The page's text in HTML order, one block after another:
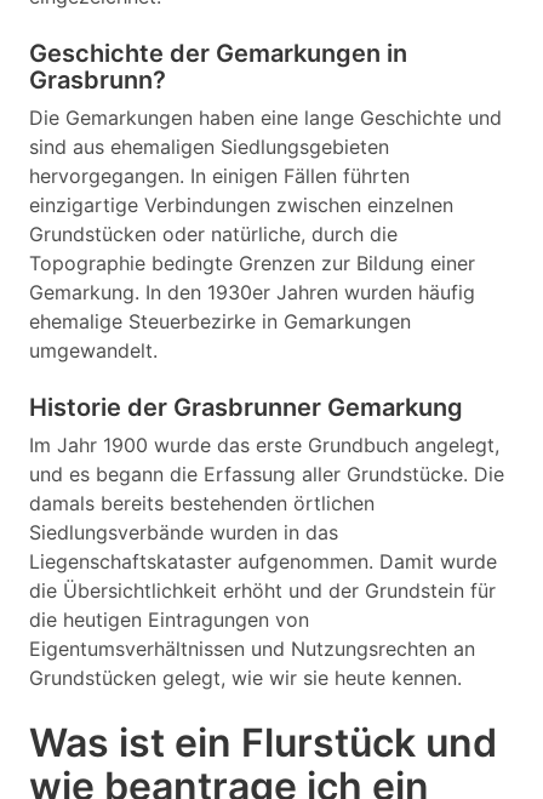
Geschichte der Gemarkungen in
Grasbrunn?
Die Gemarkungen haben eine lange Geschichte und
sind aus ehemaligen Siedlungsgebieten
hervorgegangen. In einigen Fällen führten
einzigartige Verbindungen zwischen einzelnen
Grundstücken oder natürliche, durch die
Topographie bedingte Grenzen zur Bildung einer
Gemarkung. In den 1930er Jahren wurden häufig
ehemalige Steuerbezirke in Gemarkungen
umgewandelt.
Historie der Grasbrunner Gemarkung
Im Jahr 1900 wurde das erste Grundbuch angelegt,
und es begann die Erfassung aller Grundstücke. Die
damals bereits bestehenden örtlichen
Siedlungsverbände wurden in das
Liegenschaftskataster aufgenommen. Damit wurde
die Übersichtlichkeit erhöht und der Grundstein für
die heutigen Eintragungen von
Eigentumsverhältnissen und Nutzungsrechten an
Grundstücken gelegt, wie wir sie heute kennen.
Was ist ein Flurstück und
wie beantrage ich ein